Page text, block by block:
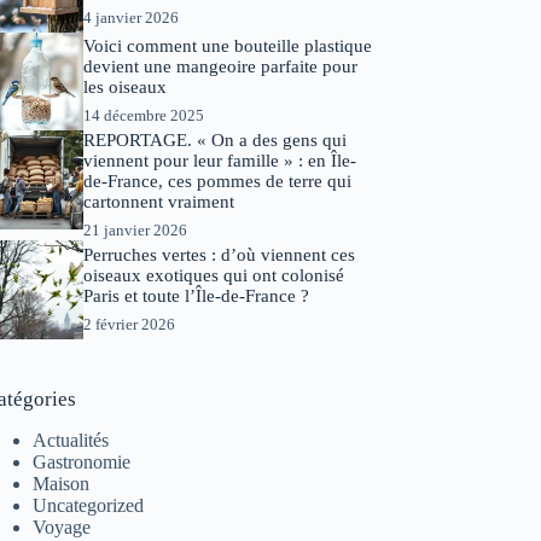
4 janvier 2026
Voici comment une bouteille plastique
devient une mangeoire parfaite pour
les oiseaux
14 décembre 2025
REPORTAGE. « On a des gens qui
viennent pour leur famille » : en Île-
de-France, ces pommes de terre qui
cartonnent vraiment
21 janvier 2026
Perruches vertes : d’où viennent ces
oiseaux exotiques qui ont colonisé
Paris et toute l’Île-de-France ?
2 février 2026
Actualités
Gastronomie
Maison
Uncategorized
Voyage